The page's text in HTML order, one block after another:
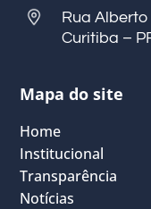
Rua Alberto
Curitiba –
Mapa do site
Home
Institucional
Transparência
Notícias